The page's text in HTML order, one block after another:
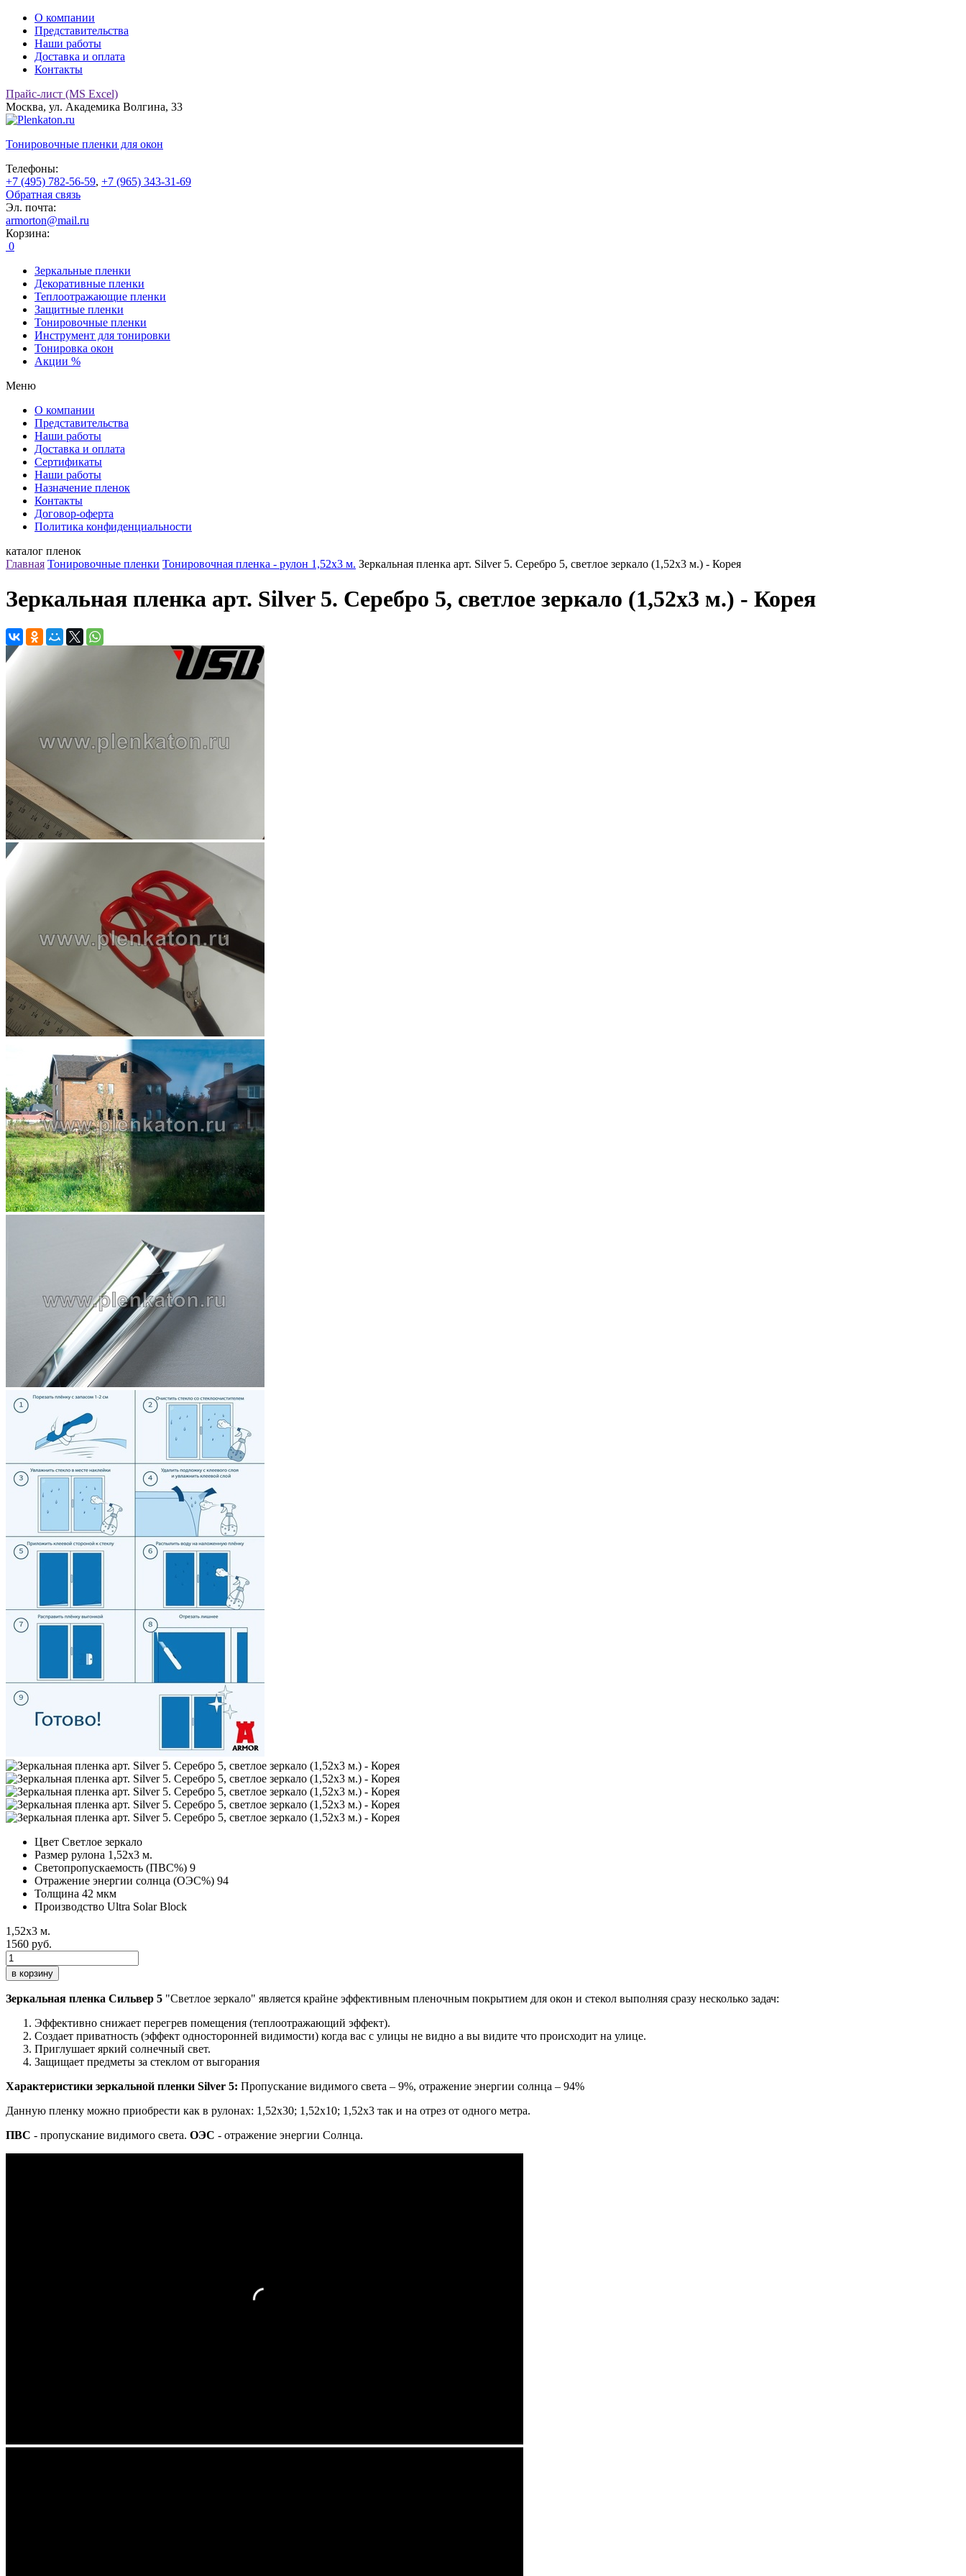
О компании
Представительства
Наши работы
Доставка и оплата
Контакты
Прайс-лист (MS Excel)
Москва, ул. Академика Волгина, 33
Тонировочные пленки для окон
Телефоны:
+7 (495) 782-56-59, +7 (965) 343-31-69
Обратная связь
Эл. почта:
armorton@mail.ru
Корзина:
0
Зеркальные пленки
Декоративные пленки
Теплоотражающие пленки
Защитные пленки
Тонировочные пленки
Инструмент для тонировки
Тонировка окон
Акции %
Меню
О компании
Представительства
Наши работы
Доставка и оплата
Сертификаты
Наши работы
Назначение пленок
Контакты
Договор-оферта
Политика конфиденциальности
каталог пленок
Главная Тонировочные пленки Тонировочная пленка - рулон 1,52х3 м. Зеркальная пленка арт. Silver 5. Серебро 5, светлое зеркало (1,52х3 м.) - Корея
Зеркальная пленка арт. Silver 5. Серебро 5, светлое зеркало (1,52х3 м.) - Корея
Цвет Светлое зеркало
Размер рулона 1,52х3 м.
Светопропускаемость (ПВС%) 9
Отражение энергии солнца (ОЭС%) 94
Толщина 42 мкм
Производство Ultra Solar Block
1,52х3 м.
1560 руб.
в корзину
Зеркальная пленка Сильвер 5 "Светлое зеркало" является крайне эффективным пленочным покрытием для окон и стекол выполняя сразу несколько задач:
Эффективно снижает перегрев помещения (теплоотражающий эффект).
Создает приватность (эффект односторонней видимости) когда вас с улицы не видно а вы видите что происходит на улице.
Приглушает яркий солнечный свет.
Защищает предметы за стеклом от выгорания
Характеристики зеркальной пленки Silver 5: Пропускание видимого света – 9%, отражение энергии солнца – 94%
Данную пленку можно приобрести как в рулонах: 1,52х30; 1,52х10; 1,52x3 так и на отрез от одного метра.
ПВС - пропускание видимого света. ОЭС - отражение энергии Солнца.